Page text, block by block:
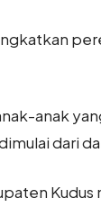
anak
dari